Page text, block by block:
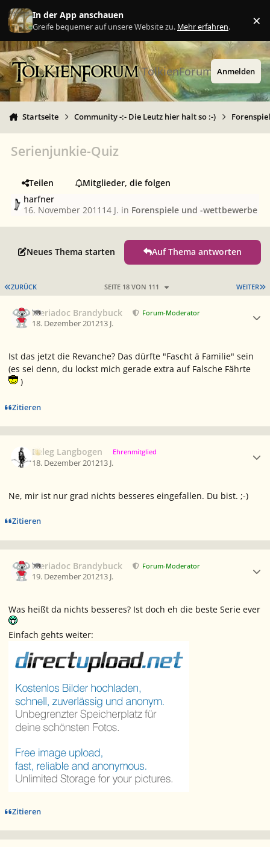
Zu Inhalt springen
In der App anschauen
Greife bequemer auf unsere Website zu. Mehr erfahren. ×
TolkienForum Anmelden
Startseite Community -:- Die Leutz hier halt so :-)
Serienjunkie-Quiz
Teilen
Mitglieder, die folgen
harfner
16. November 2011 14 J. in Forenspiele und -wettbewerbe
Neues Thema starten Auf Thema antworten
ERSTE SEITE
ZURÜCK WEITER
SEITE 18 VON 111
Meriadoc Brandybuck Forum-Moderator
18. Dezember 201213 J.
Ist das jetzt die Revanche? Das dürfte "Fascht ä Familie" sein
(es sei denn, du lockst mich gerade extra auf Falsche Fährte
)
Zitieren
Beleg Langbogen Ehrenmitglied
18. Dezember 201213 J.
Ne, mir ist nur grad nichts besseres eingefallen. Du bist. ;-)
Zitieren
Meriadoc Brandybuck Forum-Moderator
19. Dezember 201213 J.
Was heißt da nichts besseres? Ist doch eh die beste Serie ever
Einfach gehts weiter:
Zitieren